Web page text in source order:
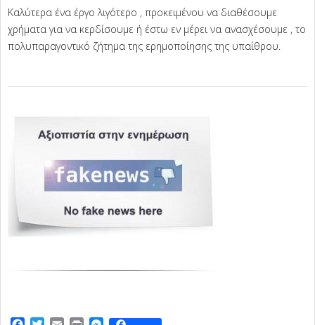
Καλύτερα ένα έργο λιγότερο , προκειμένου να διαθέσουμε
χρήματα για να κερδίσουμε ή έστω εν μέρει να ανασχέσουμε , το
πολυπαραγοντικό ζήτημα της ερημοποίησης της υπαίθρου.